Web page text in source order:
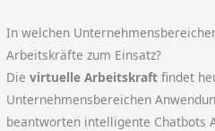
In welchen
Arbeitskräfte zum Einsatz?
Dievirtuelle Arbeitskraft findet
Unternehmensbereichen
beantworten intelligente Chatbots